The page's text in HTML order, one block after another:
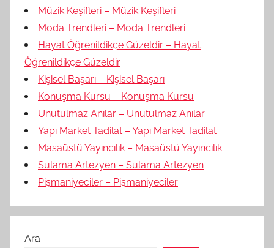
Müzik Keşifleri – Müzik Keşifleri
Moda Trendleri – Moda Trendleri
Hayat Öğrenildikçe Güzeldir – Hayat
Öğrenildikçe Güzeldir
Kişisel Başarı – Kişisel Başarı
Konuşma Kursu – Konuşma Kursu
Unutulmaz Anılar – Unutulmaz Anılar
Yapı Market Tadilat – Yapı Market Tadilat
Masaüstü Yayıncılık – Masaüstü Yayıncılık
Sulama Artezyen – Sulama Artezyen
Pişmaniyeciler – Pişmaniyeciler
Ara